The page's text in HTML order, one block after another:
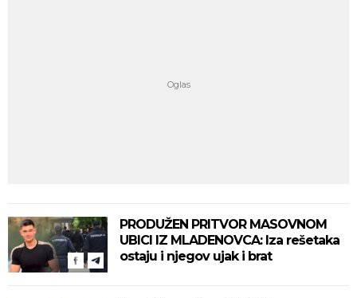
PRODUŽEN PRITVOR MASOVNOM
UBICI IZ MLADENOVCA: Iza rešetaka
ostaju i njegov ujak i brat